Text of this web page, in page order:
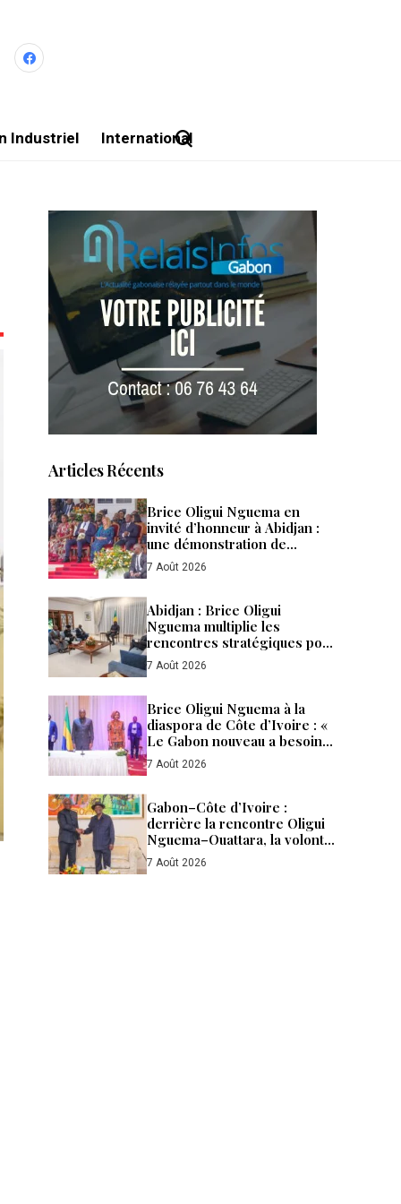
Industriel International
Articles Récents
Brice Oligui Nguema en
invité d’honneur à Abidjan :
une démonstration de
confiance, de puissance et de
fraternité entre le Gabon et la
7 Août 2026
Abidjan : Brice Oligui
Nguema multiplie les
rencontres stratégiques pour
accélérer les
investissements et renforcer
Gabon
7 Août 2026
Brice Oligui Nguema à la
diaspora de Côte d’Ivoire : «
Le Gabon nouveau a besoin
de tous ses enfants »
7 Août 2026
Gabon–Côte d’Ivoire :
derrière la rencontre Oligui
Nguema–Ouattara, la volonté
d’aller plus loin
7 Août 2026